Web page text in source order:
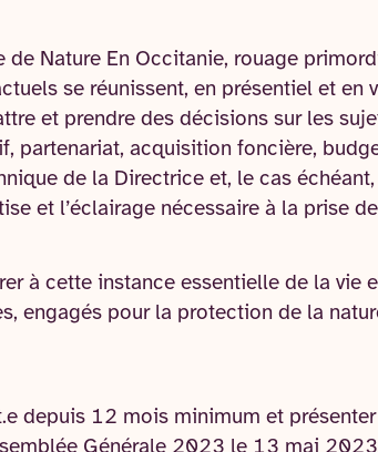
Nature En Occitanie, rouage
se réunissent, en présentiel et en
et prendre des décisions sur les
partenariat, acquisition foncière,
de la Directrice et, le cas
et l’éclairage nécessaire à la prise
à cette instance essentielle de la vie
engagés pour la protection de la
depuis 12 mois minimum et